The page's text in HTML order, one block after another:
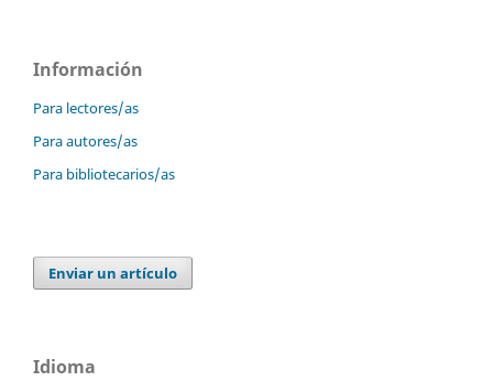
Información
Para lectores/as
Para autores/as
Para bibliotecarios/as
Enviar un artículo
Idioma